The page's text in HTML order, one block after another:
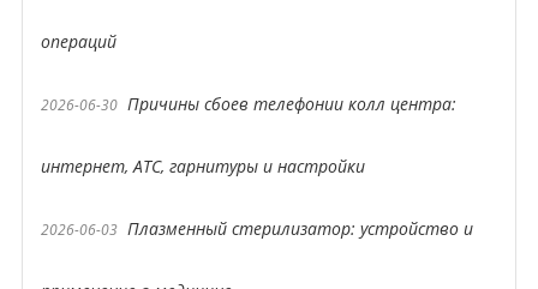
операций
2026-06-30 Причины сбоев телефонии колл центра:
интернет, АТС, гарнитуры и настройки
2026-06-03 Плазменный стерилизатор: устройство и